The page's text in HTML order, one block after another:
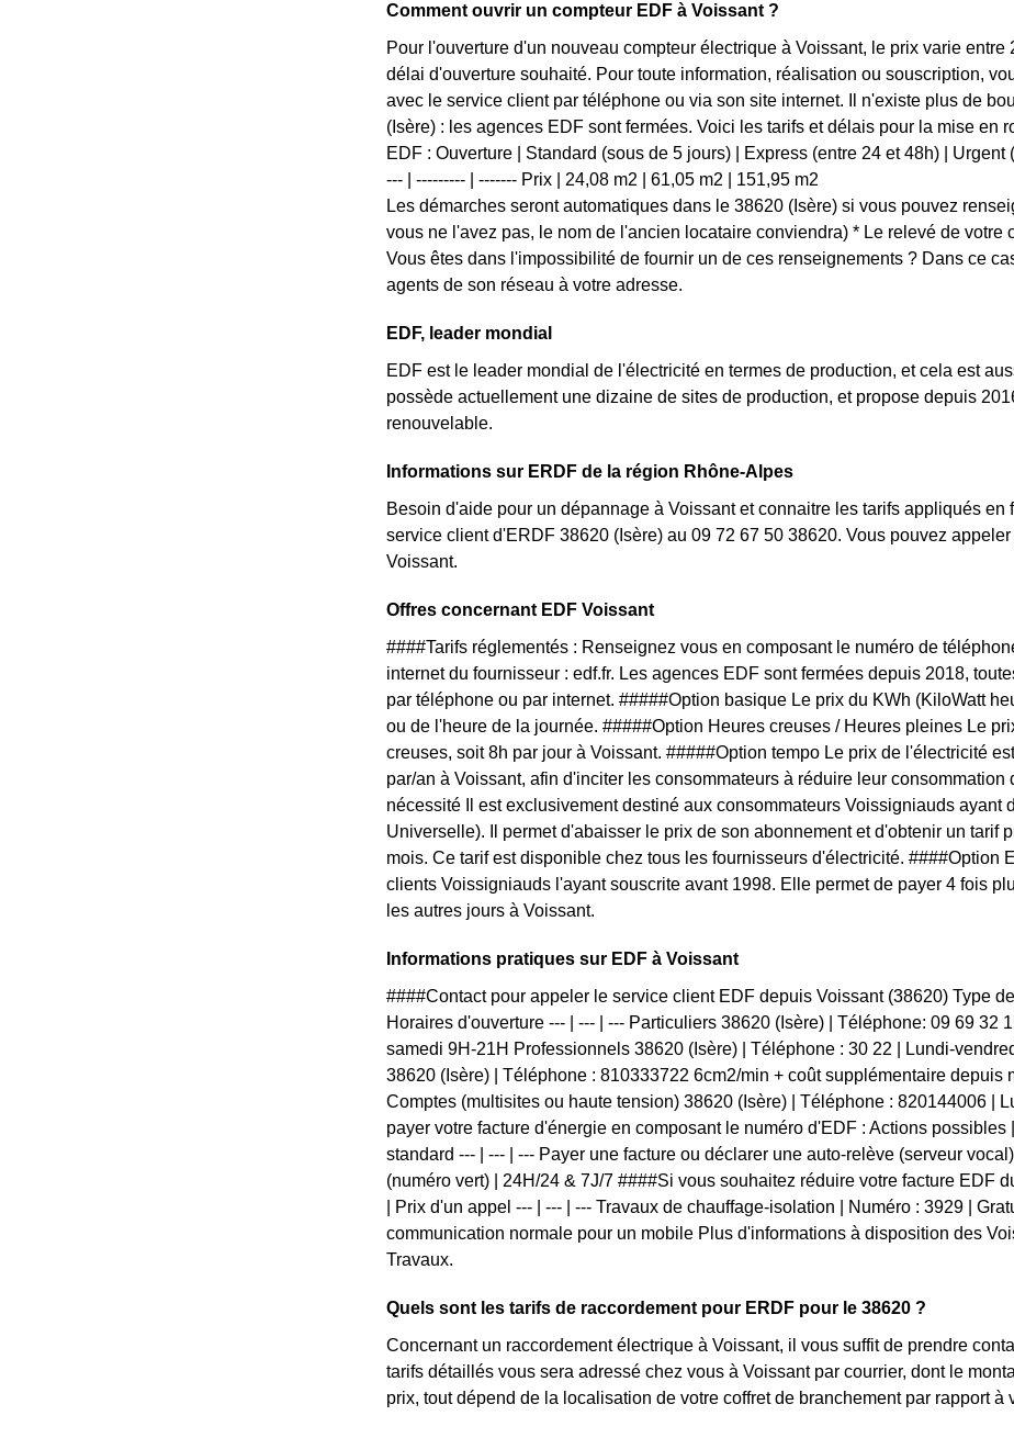
Comment ouvrir un compteur EDF à Voissant ?
Pour l'ouverture d'un nouveau compteur électrique à Voissant, le prix varie
délai d'ouverture souhaité. Pour toute information, réalisation ou souscription,
avec le service client par téléphone ou via son site internet. Il n'existe plus de
(Isère) : les agences EDF sont fermées. Voici les tarifs et délais pour la mise en
EDF : Ouverture | Standard (sous de 5 jours) | Express (entre 24 et 48h) |
--- | --------- | ------- Prix | 24,08 m2 | 61,05 m2 | 151,95 m2
Les démarches seront automatiques dans le 38620 (Isère) si vous pouvez
vous ne l'avez pas, le nom de l'ancien locataire conviendra) * Le relevé de votre
Vous êtes dans l'impossibilité de fournir un de ces renseignements ? Dans ce
agents de son réseau à votre adresse.
EDF, leader mondial
EDF est le leader mondial de l'électricité en termes de production, et cela est
possède actuellement une dizaine de sites de production, et propose depuis
renouvelable.
Informations sur ERDF de la région Rhône-Alpes
Besoin d'aide pour un dépannage à Voissant et connaitre les tarifs appliqués en
service client d'ERDF 38620 (Isère) au 09 72 67 50 38620. Vous pouvez
Voissant.
Offres concernant EDF Voissant
####Tarifs réglementés : Renseignez vous en composant le numéro de
internet du fournisseur : edf.fr. Les agences EDF sont fermées depuis 2018,
par téléphone ou par internet. #####Option basique Le prix du KWh (KiloWatt
ou de l'heure de la journée. #####Option Heures creuses / Heures pleines Le
creuses, soit 8h par jour à Voissant. #####Option tempo Le prix de l'électricité
par/an à Voissant, afin d'inciter les consommateurs à réduire leur
nécessité Il est exclusivement destiné aux consommateurs Voissigniauds ayant
Universelle). Il permet d'abaisser le prix de son abonnement et d'obtenir un tarif
mois. Ce tarif est disponible chez tous les fournisseurs d'électricité. ####Option
clients Voissigniauds l'ayant souscrite avant 1998. Elle permet de payer 4 fois
les autres jours à Voissant.
Informations pratiques sur EDF à Voissant
####Contact pour appeler le service client EDF depuis Voissant (38620) Type
Horaires d'ouverture --- | --- | --- Particuliers 38620 (Isère) | Téléphone: 09 69 32
samedi 9H-21H Professionnels 38620 (Isère) | Téléphone : 30 22 | Lundi-
38620 (Isère) | Téléphone : 810333722 6cm2/min + coût supplémentaire
Comptes (multisites ou haute tension) 38620 (Isère) | Téléphone : 820144006 |
payer votre facture d'énergie en composant le numéro d'EDF : Actions
standard --- | --- | --- Payer une facture ou déclarer une auto-relève (serveur
(numéro vert) | 24H/24 & 7J/7 ####Si vous souhaitez réduire votre facture EDF
| Prix d'un appel --- | --- | --- Travaux de chauffage-isolation | Numéro : 3929 |
communication normale pour un mobile Plus d'informations à disposition des
Travaux.
Quels sont les tarifs de raccordement pour ERDF pour le 38620 ?
Concernant un raccordement électrique à Voissant, il vous suffit de prendre
tarifs détaillés vous sera adressé chez vous à Voissant par courrier, dont le
prix, tout dépend de la localisation de votre coffret de branchement par rapport à